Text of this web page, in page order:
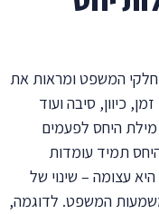
חלקי המשפט ומראות את
כיוון, סיבה ועוד
מילת היחס לפעמים
תמיד עומדות
עצומה – שינוי של
המשפט. לדוגמה,